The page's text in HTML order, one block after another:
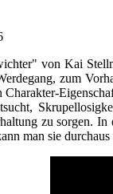
von Kai
zum
zu sorgen.
man sie